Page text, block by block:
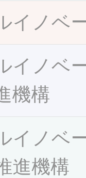
イノベ
イノベ
機構
イノベ
進機構